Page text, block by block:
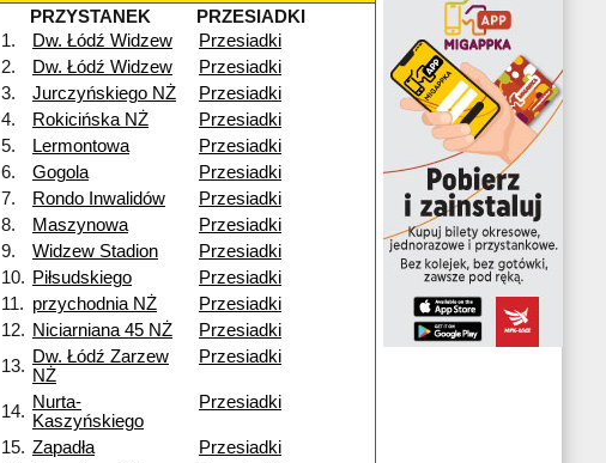
PRZYSTANEK
PRZESIADKI
1.
Dw. Łódź Widzew
Przesiadki
2. Dw. Łódź Widzew
Przesiadki
3. Jurczyńskiego NŻ
Przesiadki
4. Rokicińska NŻ
Przesiadki
5. Lermontowa
Przesiadki
6. Gogola
Przesiadki
7. Rondo Inwalidów
Przesiadki
8. Maszynowa
Przesiadki
9. Widzew Stadion
Przesiadki
10. Piłsudskiego
Przesiadki
11. przychodnia NŻ
Przesiadki
12. Niciarniana 45 NŻ
Przesiadki
13. Dw. Łódź Zarzew
NŻ
Przesiadki
14. Nurta-
Kaszyńskiego
Przesiadki
15. Zapadła
Przesiadki